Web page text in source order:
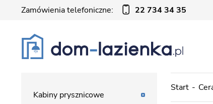
Zamówienia telefoniczne: 22 734 34 35
Start
Kabiny prysznicowe